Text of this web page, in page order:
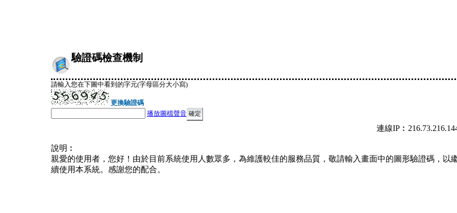
驗證碼檢查機制
請輸入您在下圖中看到的字元(字母區分大小寫)
更換驗證碼
播放圖檔聲音
連線
說明︰
親愛的使用者，您好！由於目前系統使用人數眾多，為維護較佳的服務品質，敬請輸入畫面中的圖形驗證碼，以
續使用本系統。感謝您的配合。